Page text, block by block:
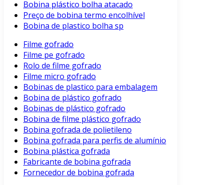
Bobina plástico bolha atacado
Preço de bobina termo encolhível
Bobina de plastico bolha sp
Filme gofrado
Filme pe gofrado
Rolo de filme gofrado
Filme micro gofrado
Bobinas de plastico para embalagem
Bobina de plástico gofrado
Bobinas de plástico gofrado
Bobina de filme plástico gofrado
Bobina gofrada de polietileno
Bobina gofrada para perfis de alumínio
Bobina plástica gofrada
Fabricante de bobina gofrada
Fornecedor de bobina gofrada